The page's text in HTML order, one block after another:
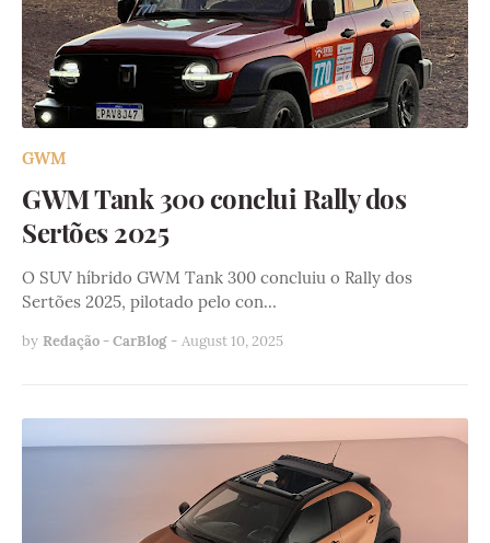
GWM
GWM Tank 300 conclui Rally dos
Sertões 2025
O SUV híbrido GWM Tank 300 concluiu o Rally dos
Sertões 2025, pilotado pelo con…
by Redação - CarBlog - August 10, 2025